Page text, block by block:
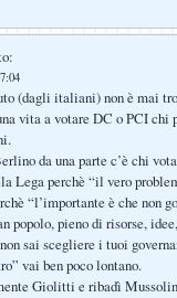
(dagli italiani) non è mai
vita a votare DC o PCI
da una parte c’è chi
Lega perchè “il vero
“l’importante è che non
popolo, pieno di risorse,
sai scegliere i tuoi
vai ben poco lontano.
Giolitti e ribadì